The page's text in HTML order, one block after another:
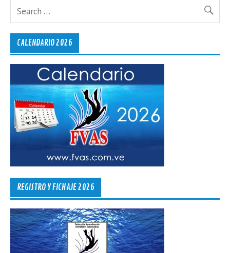
CALENDARIO 2026
REGISTRO Y FICHAJE 2026